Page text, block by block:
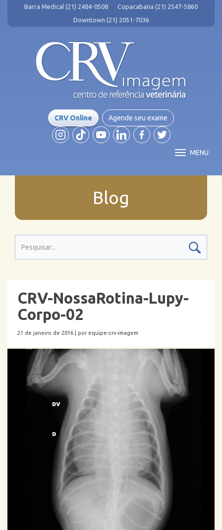
Barra Medical (21) 2484-0508
Copacabana (21) 2547-5860
Downtown (21) 2051-7036
CRV Online Agende seu exame
MENU
Blog
CRV-NossaRotina-Lupy-
Corpo-02
21 de janeiro de 2016 | por equipe-crv-imagem